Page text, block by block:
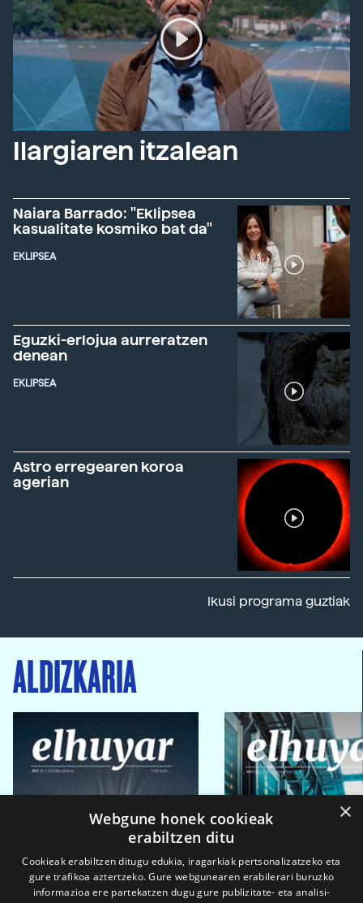
Ilargiaren itzalean
Naiara Barrado: "Eklipsea
kasualitate kosmiko bat da"
EKLIPSEA
Eguzki-erlojua aurreratzen
denean
EKLIPSEA
Astro erregearen koroa
agerian
Ikusi programa guztiak
ALDIZKARIA
×
Webgune honek cookieak
erabiltzen ditu
Cookieak erabiltzen ditugu edukia, iragarkiak pertsonalizatzeko eta
gure trafikoa aztertzeko. Gure webgunearen erabilerari buruzko
informazioa ere partekatzen dugu gure publizitate- eta analisi-